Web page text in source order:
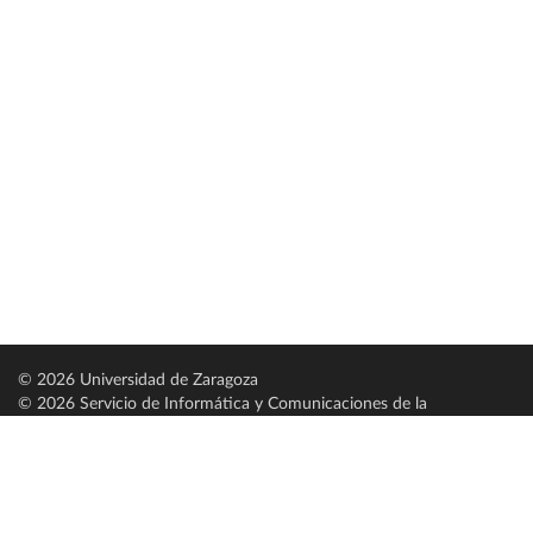
© 2026 Universidad de Zaragoza
© 2026 Servicio de Informática y Comunicaciones de la